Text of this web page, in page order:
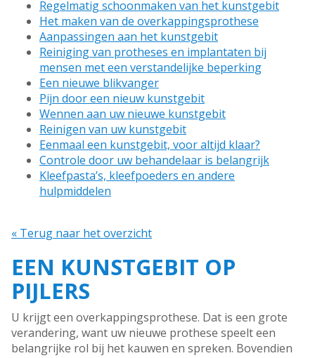
Regelmatig schoonmaken van het kunstgebit
Het maken van de overkappingsprothese
Aanpassingen aan het kunstgebit
Reiniging van protheses en implantaten bij
mensen met een verstandelijke beperking
Een nieuwe blikvanger
Pijn door een nieuw kunstgebit
Wennen aan uw nieuwe kunstgebit
Reinigen van uw kunstgebit
Eenmaal een kunstgebit, voor altijd klaar?
Controle door uw behandelaar is belangrijk
Kleefpasta’s, kleefpoeders en andere
hulpmiddelen
« Terug naar het overzicht
EEN KUNSTGEBIT OP
PIJLERS
U krijgt een overkappingsprothese. Dat is een grote
verandering, want uw nieuwe prothese speelt een
belangrijke rol bij het kauwen en spreken. Bovendien